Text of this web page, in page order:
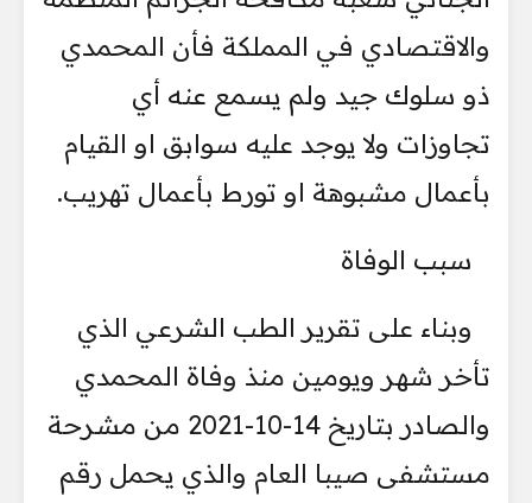
والاقتصادي في ‏المملكة فأن المحمدي
‏ذو سلوك جيد ولم يسمع عنه أي
تجاوزات ولا يوجد عليه سوابق او القيام
‏بأعمال ‏مشبوهة او تورط بأعمال تهريب.‏
سبب الوفاة
وبناء على تقرير الطب الشرعي الذي
تأخر شهر ويومين منذ وفاة المحمدي
‏والصادر بتاريخ 14-10-‏‏2021 من مشرحة
مستشفى صيبا العام والذي يحمل رقم